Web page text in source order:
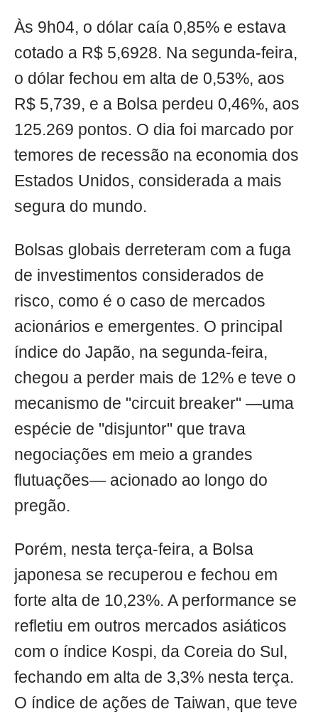
Às 9h04, o dólar caía 0,85% e estava
cotado a R$ 5,6928. Na segunda-feira,
o dólar fechou em alta de 0,53%, aos
R$ 5,739, e a Bolsa perdeu 0,46%, aos
125.269 pontos. O dia foi marcado por
temores de recessão na economia dos
Estados Unidos, considerada a mais
segura do mundo.
Bolsas globais derreteram com a fuga
de investimentos considerados de
risco, como é o caso de mercados
acionários e emergentes. O principal
índice do Japão, na segunda-feira,
chegou a perder mais de 12% e teve o
mecanismo de "circuit breaker" —uma
espécie de "disjuntor" que trava
negociações em meio a grandes
flutuações— acionado ao longo do
pregão.
Porém, nesta terça-feira, a Bolsa
japonesa se recuperou e fechou em
forte alta de 10,23%. A performance se
refletiu em outros mercados asiáticos
com o índice Kospi, da Coreia do Sul,
fechando em alta de 3,3% nesta terça.
O índice de ações de Taiwan, que teve